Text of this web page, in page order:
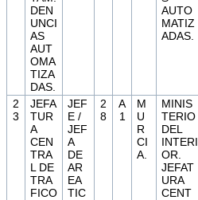
DEN
UNCI
AS
AUT
OMA
TIZA
DAS.
AUTO
MATIZ
ADAS.
2
3
JEFA
TUR
A
CEN
TRA
L DE
TRA
FICO
JEF
E /
JEF
A
DE
AR
EA
TIC
2
8
A
1
M
U
R
CI
A.
MINIS
TERIO
DEL
INTERI
OR.
JEFAT
URA
CENT